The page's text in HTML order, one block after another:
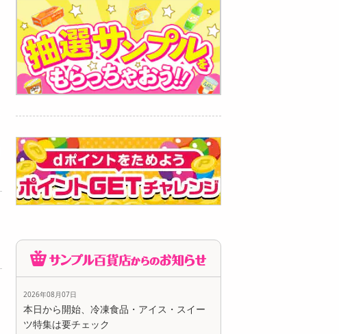
2026年08月07日
本日から開始、冷凍食品・アイス・スイー
ツ特集は要チェック